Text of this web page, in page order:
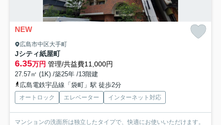
NEW
広島市中区大手町
Jシティ紙屋町
6.35万円 管理/共益費11,000円
27.57㎡ (1K) /築25年 /13階建
広島電鉄宇品線「袋町」駅 徒歩2分
オートロック エレベーター インターネット対応
マンションの洗面所は独立したタイプで、快適にお使いいただけます。